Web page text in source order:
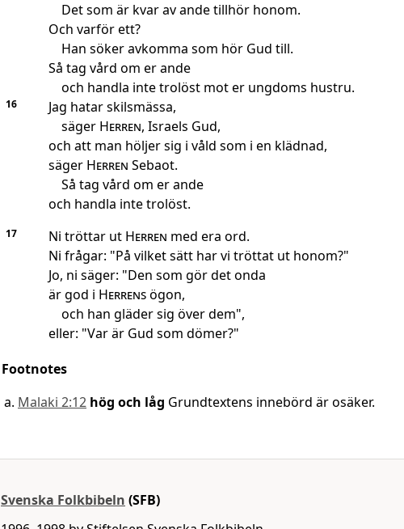
Det som är kvar av ande tillhör honom.
Och varför ett?
Han söker avkomma som hör Gud till.
Så tag vård om er ande
och handla inte trolöst mot er ungdoms hustru.
16
Jag hatar skilsmässa,
säger Herren, Israels Gud,
och att man höljer sig i våld som i en klädnad,
säger Herren Sebaot.
Så tag vård om er ande
och handla inte trolöst.
17 Ni tröttar ut Herren med era ord.
Ni frågar: "På vilket sätt har vi tröttat ut honom?"
Jo, ni säger: "Den som gör det onda
är god i Herrensögon,
och han gläder sig över dem",
eller: "Var är Gud som dömer?"
Footnotes
Malaki 2:12 hög och låg Grundtextens innebörd är osäker.
Svenska Folkbibeln (SFB)